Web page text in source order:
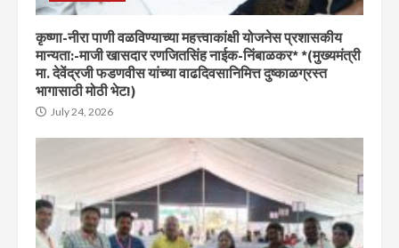
कृष्णा-नीरा पाणी वळविण्याच्या महत्त्वाकांक्षी योजनेस प्रशासकीय
मान्यता:-माजी खासदार रणजितसिंह नाईक-निंबाळकर* *(मुख्यमंत्री
मा. देवेंद्रजी फडणवीस यांच्या वाढदिवसानिमित्त दुष्काळग्रस्त
भागासाठी मोठी भेट!)
July 24, 2026